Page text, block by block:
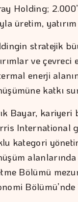
Holding;
üretim,
stratejik
ve çevreci
enerji
katkı
Bayar, kariyeri
International
kategori
Bölümü
Bölümü’nde